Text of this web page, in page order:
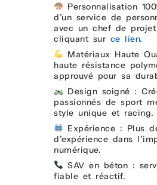
Personnalisation
d’un service de
avec un chef de
cliquant sur ce lien.
Matériaux Haute
haute résistance
approuvé pour sa
Design soigné :
passionnés de sport
style unique et racing.
Expérience : Plus
d’expérience dans
numérique.
SAV en béton :
fiable et réactif.